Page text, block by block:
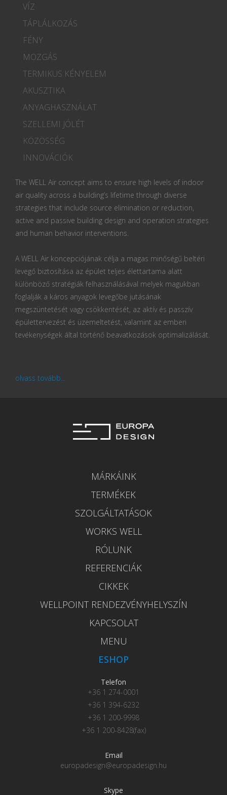
VÍZ
TÁPLÁLKOZÁS
FÉNY
MOZGÁS
TERMIKUS KÉNYELEM
AKUSZTIKA
ANYAGHASZNÁLAT
SZELLEMI JÓLÉT
KÖZÖSSÉG
INNOVÁCIÓK
The WELL Air concept aims to ensure high levels of indoor
air quality across a building’s lifetime through diverse
strategies that include source elimination or reduction,
active and passive building design and operation strategies
and human behavior interventions.
A WELL Air koncepciójának célja a magas minőségű beltéri
levegő biztosítása az épület teljes élettartama alatt
különböző stratégiák felhasználásával melyek magukban
foglalják a káros anyagok levegőbe jutásának
megszüntetését vagy csökkentését, az aktív és passzív
épülettervezést és üzemeltetést, valamint az emberi
tevékenységek által történő beavatkozások optimalizálását.
olvass tovább...
MÁRKÁINK
TERMÉKEK
SZOLGÁLTATÁSOK
WORKS WELL
RÓLUNK
REFERENCIÁK
CIKKEK
WELLPOINT RENDEZVÉNYHELYSZÍN
KAPCSOLAT
MENU
ESHOP
Telefon
+36 1 274-0001
+36 1 394-6232
+36 1 200-9998
+36 1 200-8428(fax)
Email
europadesign@europadesign.hu
Skype